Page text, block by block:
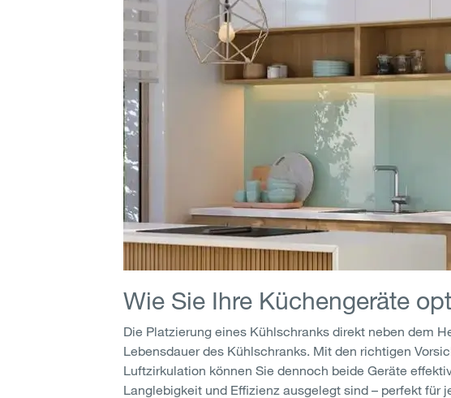
Wie Sie Ihre Küchengeräte
Die Platzierung eines Kühlschranks direkt neben dem
Lebensdauer des Kühlschranks. Mit den richtigen
Luftzirkulation können Sie dennoch beide Geräte
Langlebigkeit und Effizienz ausgelegt sind – perfekt für